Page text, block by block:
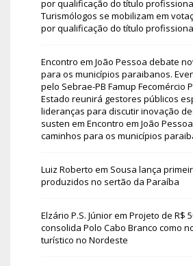
por qualificação do título
Turismólogos se mobilizam em
por qualificação do título
Encontro em João Pessoa debate
para os municípios paraibanos.
pelo Sebrae-PB Famup Fecomércio
Estado reunirá gestores públicos
lideranças para discutir inovação
susten em Encontro em João
caminhos para os municípios
Luiz Roberto em Sousa lança
produzidos no sertão da Paraíba
Elzário P.S. Júniorem Projeto de R$
consolida Polo Cabo Branco como
turístico no Nordeste